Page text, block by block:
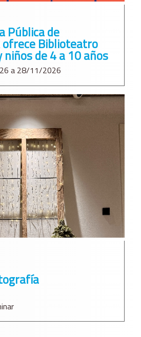
Pública de
Biblioteatro
niños de 4 a 10 años
a 28/11/2026